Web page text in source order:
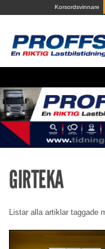
to
Korsordsvinnare
GIRTEKA
Listar alla artiklar taggade